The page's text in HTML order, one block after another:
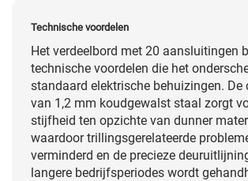
Technische voordelen
Het verdeelbord met 20 aansluitingen
technische voordelen die het
standaard elektrische behuizingen. De
van 1,2 mm koudgewalst staal zorgt
stijfheid ten opzichte van dunner
waardoor trillingsgerelateerde
verminderd en de precieze
langere bedrijfsperiodes wordt